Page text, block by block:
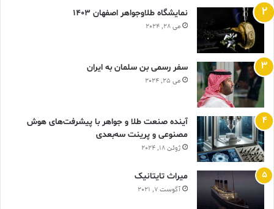
نمایشگاه طلاوجواهر اصفهان 1403
می 28, 2024
سفر رسمی بن سلمان به ایران
می 25, 2024
آینده صنعت طلا و جواهر با پیشرفت‌های هوش
مصنوعی و پرینت سه‌بعدی
ژوئن 18, 2024
ميراث تايتانيک
آگوست 7, 2021